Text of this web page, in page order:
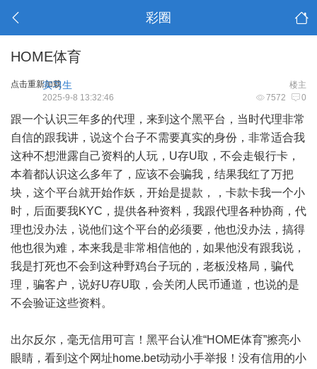
彩圈
HOME体育
点击重新加载 楼主
实习生
7572 0
2025-9-8 13:32:46
跟一个认识三年多的代理，来到这个黑平台，当时代理非常
自信的跟我讲，说这个台子不需要真实的身份，非常适合我
这种不想泄露自己资料的人玩，U存U取，不会走银行卡，
本着都认识这么多年了，应该不会骗我，结果我红了万把
块，这个平台就开始作妖，开始是提款，，卡款卡我一个小
时，后面要我KYC，提供各种资料，我跟代理各种协商，代
理也没办法，说他们这个平台的必须要，他也没办法，搞得
他也很为难，本来我是非常相信他的，如果他没有跟我说，
我是打死也不会到这种野鸡台子玩的，老板没格局，骗代
理，骗客户，说好U存U取，会关闭人民币通道，也说的是
不会验证这些资料。
出尔反尔，毫无信用可言！黑平台认准“HOME体育”擦亮小
眼睛，看到这个网址home.bet动动小手举报！没有信用的小